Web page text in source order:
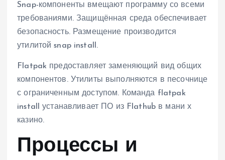
Snap-компоненты вмещают программу со всеми
требованиями. Защищённая среда обеспечивает
безопасность. Размещение производится
утилитой snap install.
Flatpak предоставляет заменяющий вид общих
компонентов. Утилиты выполняются в песочнице
с ограниченным доступом. Команда flatpak
install устанавливает ПО из Flathub в мани х
казино.
Процессы и